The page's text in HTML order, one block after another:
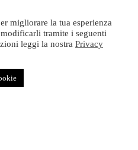
GROUP SRL - Web
- P.IVA 04550820239
migliorare la tua esperienza
tramite i seguenti
leggi la nostra Privacy